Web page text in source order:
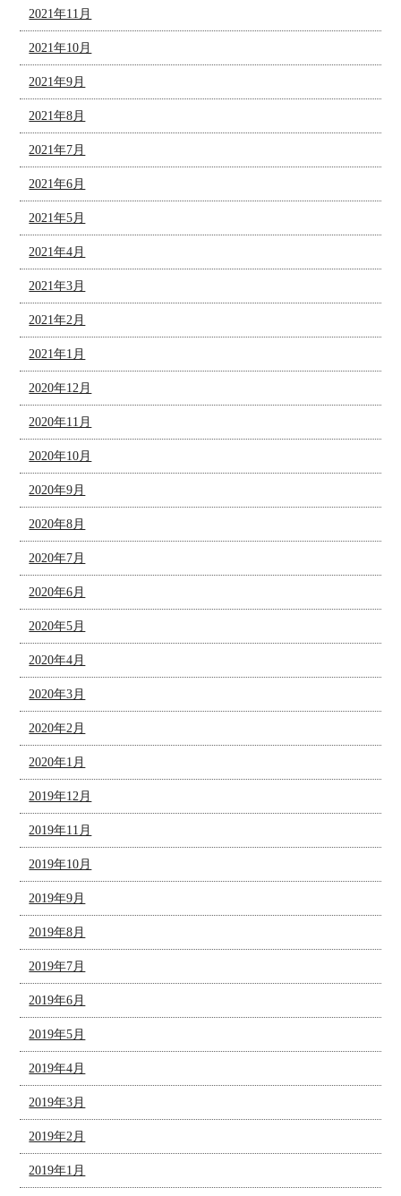
2021年11月
2021年10月
2021年9月
2021年8月
2021年7月
2021年6月
2021年5月
2021年4月
2021年3月
2021年2月
2021年1月
2020年12月
2020年11月
2020年10月
2020年9月
2020年8月
2020年7月
2020年6月
2020年5月
2020年4月
2020年3月
2020年2月
2020年1月
2019年12月
2019年11月
2019年10月
2019年9月
2019年8月
2019年7月
2019年6月
2019年5月
2019年4月
2019年3月
2019年2月
2019年1月